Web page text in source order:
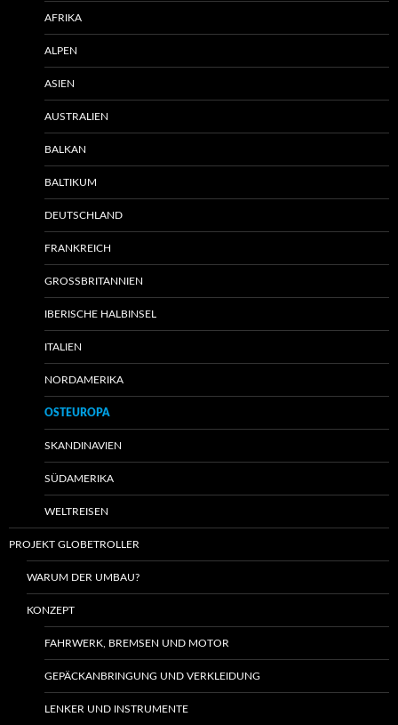
AFRIKA
ALPEN
ASIEN
AUSTRALIEN
BALKAN
BALTIKUM
DEUTSCHLAND
FRANKREICH
GROSSBRITANNIEN
IBERISCHE HALBINSEL
ITALIEN
NORDAMERIKA
OSTEUROPA
SKANDINAVIEN
SÜDAMERIKA
WELTREISEN
PROJEKT GLOBETROLLER
WARUM DER UMBAU?
KONZEPT
FAHRWERK, BREMSEN UND MOTOR
GEPÄCKANBRINGUNG UND VERKLEIDUNG
LENKER UND INSTRUMENTE